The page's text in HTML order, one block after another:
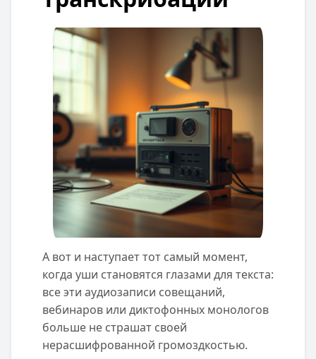
А вот и наступает тот самый момент,
когда уши становятся глазами для текста:
все эти аудиозаписи совещаний,
вебинаров или диктофонных монологов
больше не страшат своей
нерасшифрованной громоздкостью.